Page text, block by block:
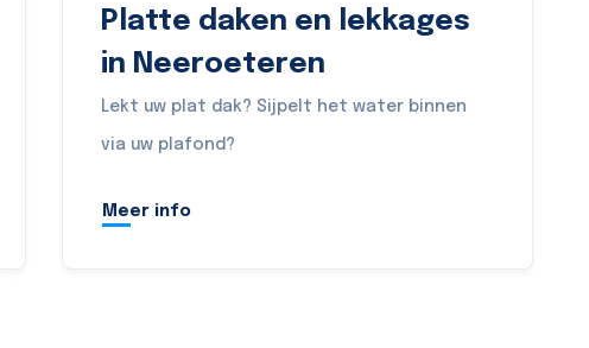
Platte daken en lekkages
in Neeroeteren
Lekt uw plat dak? Sijpelt het water binnen
via uw plafond?
Meer info